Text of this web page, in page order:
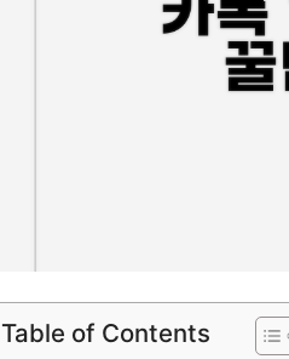
Table of Contents